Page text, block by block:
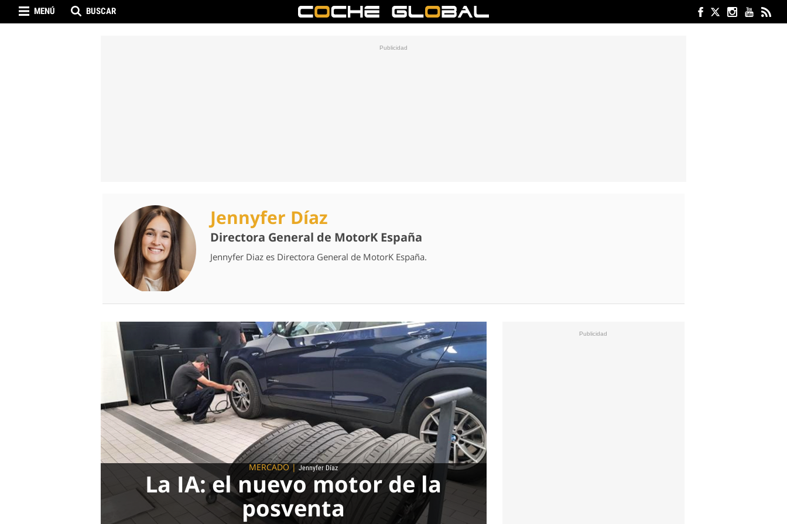
MENÚ BUSCAR
Jennyfer Díaz
Directora General de MotorK España
Jennyfer Diaz es Directora General de MotorK España.
MERCADO|Jennyfer Díaz
La IA: el nuevo motor de la
posventa